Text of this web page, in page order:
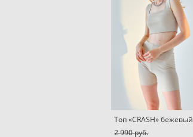
Топ «CRASH» бежевый
2 990 pуб.